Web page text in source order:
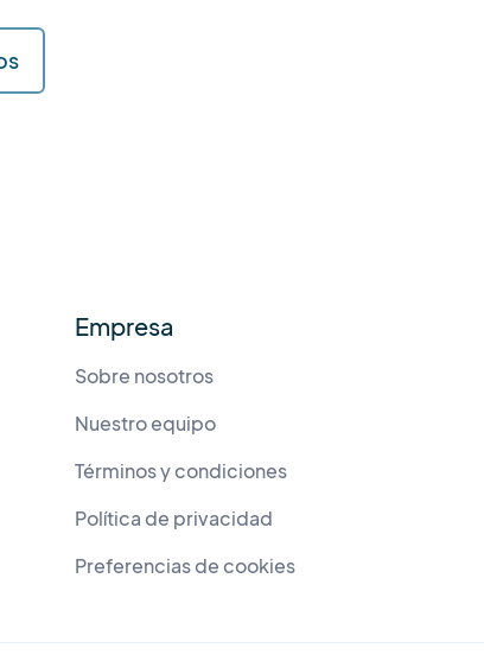
Empresa
Sobre nosotros
Nuestro equipo
Términos y condiciones
Política de privacidad
Preferencias de cookies